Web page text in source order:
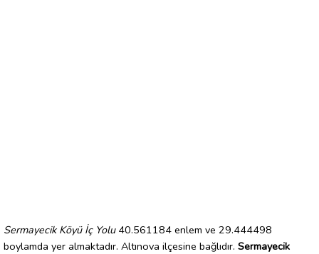
Sermayecik Köyü İç Yolu40.561184 enlem ve 29.444498
boylamda yer almaktadır. Altınova ilçesine bağlıdır. Sermayecik